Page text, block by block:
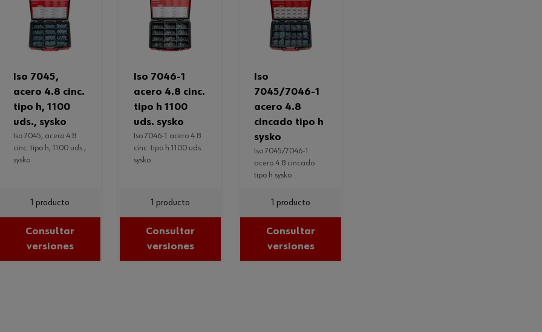
iso 7045,
acero 4.8 cinc.
tipo h, 1100
uds., sysko
cinc. tipo h, 1100 uds.,
sysko
1 producto
Consultar
versiones
iso 7046-1
acero 4.8 cinc.
tipo h 1100
uds. sysko
cinc. tipo h 1100 uds.
sysko
1 producto
Consultar
versiones
iso
7045/7046-1
acero 4.8
cincado tipo h
sysko
acero 4.8 cincado
tipo h sysko
1 producto
Consultar
versiones